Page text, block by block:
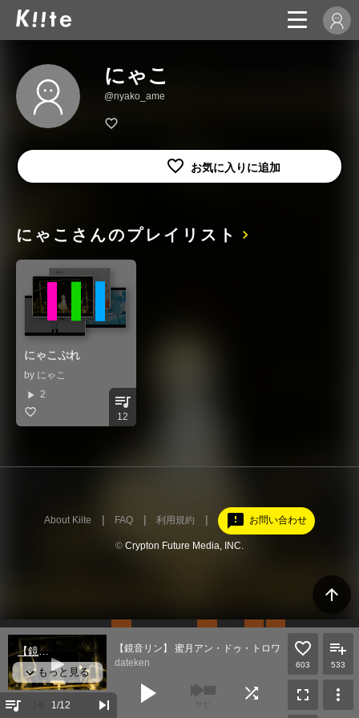
にゃこ
@nyako_ame
にゃこさんのプレイリスト
にゃこぷれ
by にゃこ
play_arrow 2 queue_music
12
arrow_upward
About Kiite FAQ 利用規約 feedback お問い合わせ
© Crypton Future Media, INC.
queue_music 1 /12 skip_next
【鏡音リン】 蜜月アン・ドゥ・トロワ 【オリジナル曲】
dateken
play_arrow サビ
shuffle
603 533
fullscreen more_vert